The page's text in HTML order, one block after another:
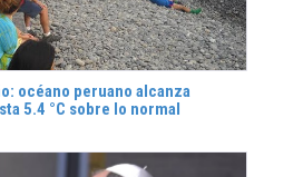
océano peruano alcanza
5.4 °C sobre lo normal